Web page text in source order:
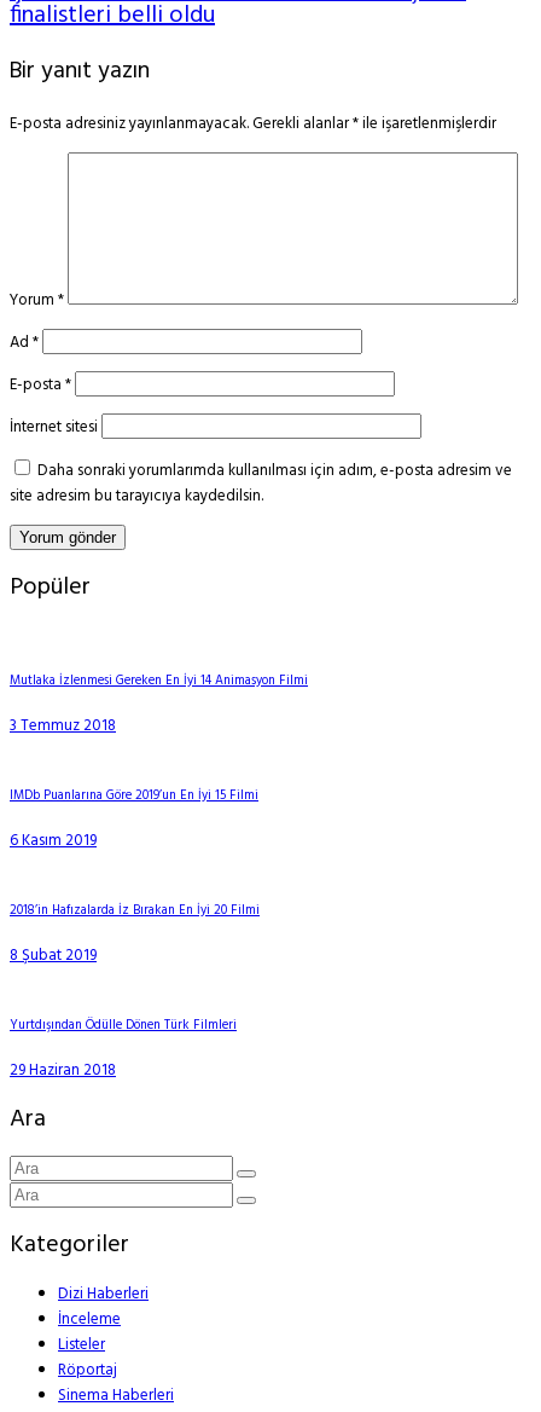
finalistleri belli oldu
Bir yanıt yazın
E-posta adresiniz yayınlanmayacak.Gerekli alanlar*ile işaretlenmişlerdir
Yorum*
Ad*
E-posta*
İnternet sitesi
Daha sonraki yorumlarımda kullanılması için adım, e-posta adresim ve
site adresim bu tarayıcıya kaydedilsin.
Popüler
Mutlaka İzlenmesi Gereken En İyi 14 Animasyon Filmi
3 Temmuz 2018
IMDb Puanlarına Göre 2019’un En İyi 15 Filmi
6 Kasım 2019
2018’in Hafızalarda İz Bırakan En İyi 20 Filmi
8 Şubat 2019
Yurtdışından Ödülle Dönen Türk Filmleri
29 Haziran 2018
Ara
Kategoriler
Dizi Haberleri
İnceleme
Listeler
Röportaj
Sinema Haberleri